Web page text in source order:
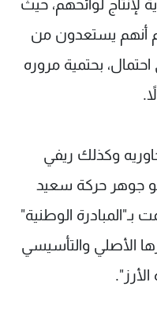
لوائحهم، حيث
أنهم يستعدون من
بحتمية مروره
وكذلك ريفي
جوهر حركة سعيد
بـ"المبادرة الوطنية"
الأصلي والتأسيسي